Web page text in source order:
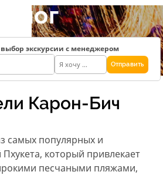
Блог
экскурсии с менеджером
Отправить
Карон-Бич
самых популярных и
который привлекает
песчаными пляжами,